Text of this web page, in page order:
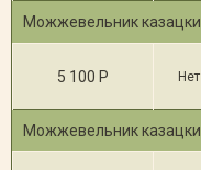
Можжевельник
5 100 Р
Можжевельник